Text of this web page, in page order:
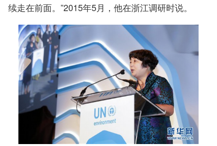
续走在前面。”2015年5月，他在浙江调研时说。